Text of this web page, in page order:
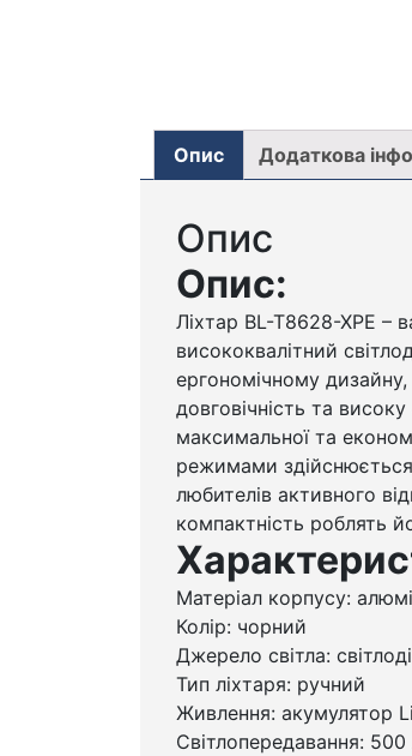
Опис Додаткова
Опис
Опис:
Ліхтар BL-T8628-XPE –
висококвалітний
ергономічному
довговічність та
максимальної та
режимами здійснюється
любителів активного
компактність роблять
Матеріал корпусу:
Колір: чорний
Джерело світла:
Тип ліхтаря: ручний
Живлення: акумулятор
Світлопередавання: